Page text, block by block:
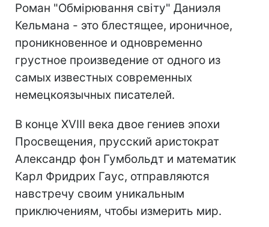
Роман "Обмірювання світу" Даниэля
Кельмана - это блестящее, ироничное,
проникновенное и одновременно
грустное произведение от одного из
самых известных современных
немецкоязычных писателей.
В конце XVIII века двое гениев эпохи
Просвещения, прусский аристократ
Александр фон Гумбольдт и математик
Карл Фридрих Гаус, отправляются
навстречу своим уникальным
приключениям, чтобы измерить мир.